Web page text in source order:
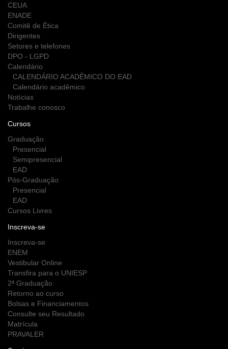
CEUA
ENADE
Comitê de Ética
Dirigentes
Setores e telefones
DPO - LGPD
Calendário
CALENDÁRIO ACADÊMICO DO EAD
Calendário acadêmico
Notícias
Trabalhe conosco
Cursos
Graduação
Presencial
Semipresencial
EAD
Pós-Graduação
Presencial
EAD
Cursos Livres
Inscreva-se
Inscreva-se
ENEM
Vestibular Online
Transfira para o UNIESP
2ª Graduação
Retorno ao curso
Bolsas e Financiamentos
Consulte seu Resultado
Matrícula
PRAVALER